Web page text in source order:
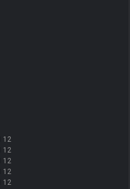
12
12
12
12
12